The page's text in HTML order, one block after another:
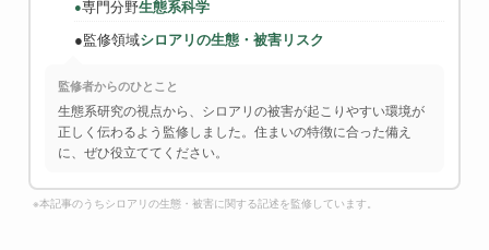
●専門分野生態系科学
●監修領域シロアリの生態・被害リスク
監修者からのひとこと
生態系研究の視点から、シロアリの被害が起こりやすい環境が
正しく伝わるよう監修しました。住まいの特徴に合った備え
に、ぜひ役立ててください。
※本記事のうちシロアリの生態・被害に関する記述を監修しています。